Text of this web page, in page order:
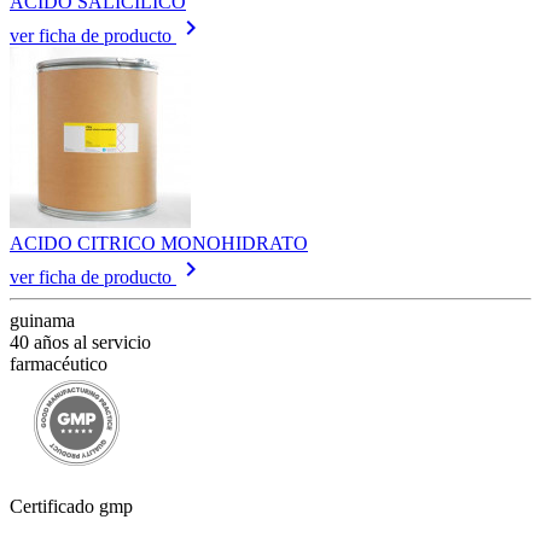
ver ficha de producto
keyboard_arrow_right
ACIDO CITRICO MONOHIDRATO
ver ficha de producto
keyboard_arrow_right
guinama
40 años al servicio
farmacéutico
Certificado gmp